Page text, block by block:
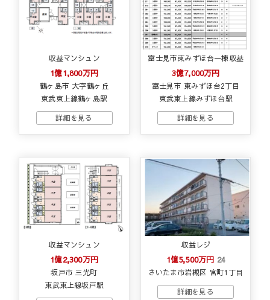
収益マンシュン
1億1,800万円
鶴ヶ島市 大字鶴ヶ丘
東武東上線鶴ヶ島駅
富士見市東みずほ台一棟収益
3億7,000万円
富士見市 東みずほ台2丁目
東武東上線みずほ台駅
収益マンシュン
1億2,300万円
坂戸市 三光町
東武東上線坂戸駅
収益レジ
1億5,500万円 24
さいたま市岩槻区 宮町1丁目